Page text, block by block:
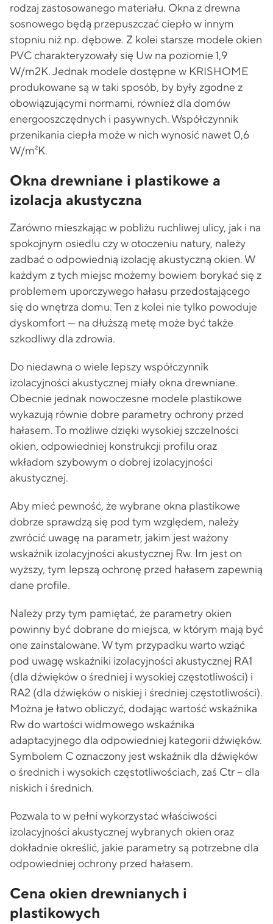
rodzaj zastosowanego materiału. Okna z drewna
sosnowego będą przepuszczać ciepło w innym
stopniu niż np. dębowe. Z kolei starsze modele okien
PVC charakteryzowały się Uw na poziomie 1,9
W/m2K. Jednak modele dostępne w KRISHOME
produkowane są w taki sposób, by były zgodne z
obowiązującymi normami, również dla domów
energooszczędnych i pasywnych. Współczynnik
przenikania ciepła może w nich wynosić nawet 0,6
W/m²K.
Okna drewniane i plastikowe a
izolacja akustyczna
Zarówno mieszkając w pobliżu ruchliwej ulicy, jak i na
spokojnym osiedlu czy w otoczeniu natury, należy
zadbać o odpowiednią izolację akustyczną okien. W
każdym z tych miejsc możemy bowiem borykać się z
problemem uporczywego hałasu przedostającego
się do wnętrza domu. Ten z kolei nie tylko powoduje
dyskomfort — na dłuższą metę może być także
szkodliwy dla zdrowia.
Do niedawna o wiele lepszy współczynnik
izolacyjności akustycznej miały okna drewniane.
Obecnie jednak nowoczesne modele plastikowe
wykazują równie dobre parametry ochrony przed
hałasem. To możliwe dzięki wysokiej szczelności
okien, odpowiedniej konstrukcji profilu oraz
wkładom szybowym o dobrej izolacyjności
akustycznej.
Aby mieć pewność, że wybrane okna plastikowe
dobrze sprawdzą się pod tym względem, należy
zwrócić uwagę na parametr, jakim jest ważony
wskaźnik izolacyjności akustycznej Rw. Im jest on
wyższy, tym lepszą ochronę przed hałasem zapewnią
dane profile.
Należy przy tym pamiętać, że parametry okien
powinny być dobrane do miejsca, w którym mają być
one zainstalowane. W tym przypadku warto wziąć
pod uwagę wskaźniki izolacyjności akustycznej RA1
(dla dźwięków o średniej i wysokiej częstotliwości) i
RA2 (dla dźwięków o niskiej i średniej częstotliwości).
Można je łatwo obliczyć, dodając wartość wskaźnika
Rw do wartości widmowego wskaźnika
adaptacyjnego dla odpowiedniej kategorii dźwięków.
Symbolem C oznaczony jest wskaźnik dla dźwięków
o średnich i wysokich częstotliwościach, zaś Ctr – dla
niskich i średnich.
Pozwala to w pełni wykorzystać właściwości
izolacyjności akustycznej wybranych okien oraz
dokładnie określić, jakie parametry są potrzebne dla
odpowiedniej ochrony przed hałasem.
Cena okien drewnianych i
plastikowych